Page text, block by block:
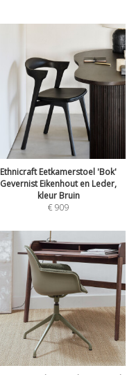
Ethnicraft Eetkamerstoel 'Bok'
Gevernist Eikenhout en Leder,
kleur Bruin
€909